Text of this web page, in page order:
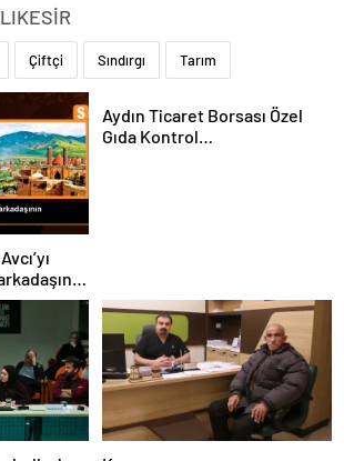
Çiftçi Sındırgı Tarım
Aydın Ticaret Borsası Özel
Gıda Kontrol